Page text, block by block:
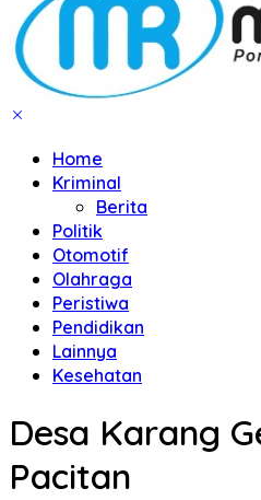
Home
Kriminal
Berita
Politik
Otomotif
Olahraga
Peristiwa
Pendidikan
Lainnya
Kesehatan
Desa Karang
Pacitan